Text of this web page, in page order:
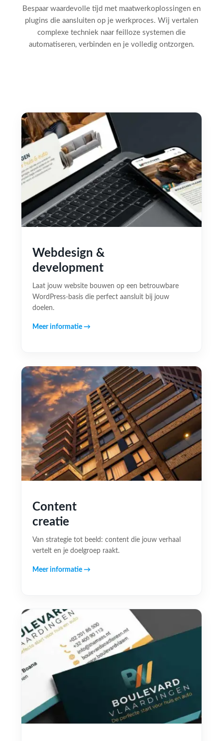
Bespaar waardevolle tijd met maatwerkoplossingen en
plugins die aansluiten op je werkproces. Wij vertalen
complexe techniek naar feilloze systemen die
automatiseren, verbinden en je volledig ontzorgen.
Webdesign &
development
Laat jouw website bouwen op een betrouwbare
WordPress-basis die perfect aansluit bij jouw
doelen.
Meer informatie →
Content
creatie
Van strategie tot beeld: content die jouw verhaal
vertelt en je doelgroep raakt.
Meer informatie →